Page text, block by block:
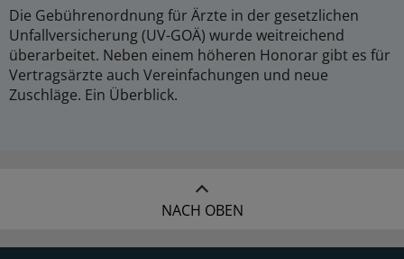
Die Gebührenordnung für Ärzte in der gesetzlichen
Unfallversicherung (UV-GOÄ) wurde weitreichend
überarbeitet. Neben einem höheren Honorar gibt es für
Vertragsärzte auch Vereinfachungen und neue
Zuschläge. Ein Überblick.
NACH OBEN